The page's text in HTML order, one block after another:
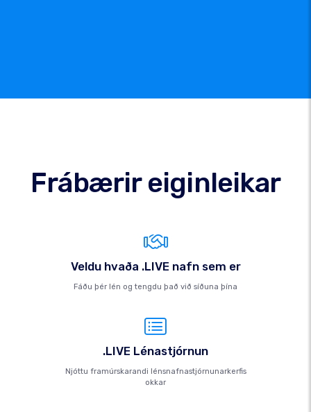
Frábærir eiginleikar
Veldu hvaða .LIVE nafn sem er
Fáðu þér lén og tengdu það við síðuna þína
.LIVE Lénastjórnun
Njóttu framúrskarandi lénsnafnastjórnunarkerfis
okkar